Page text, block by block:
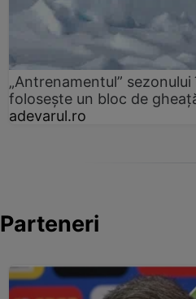
„Antrenamentul”
folosește un bloc de
adevarul.ro
Parteneri